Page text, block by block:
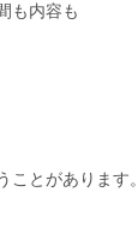
も内容も
ことがあります。